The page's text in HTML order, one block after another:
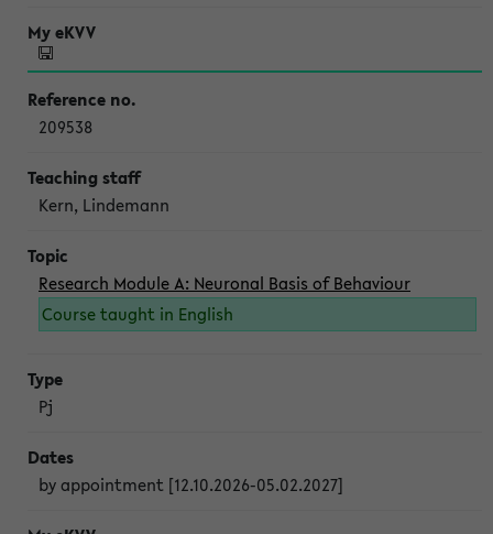
209538
Kern, Lindemann
Research Module A: Neuronal Basis of Behaviour
Course taught in English
Pj
by appointment [12.10.2026-05.02.2027]